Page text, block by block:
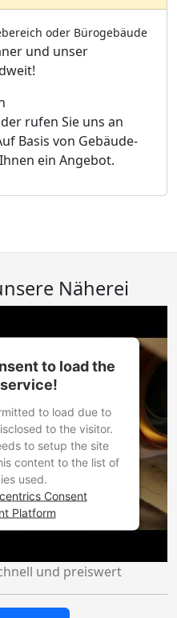
oder Bürogebäude
und unser
rufen Sie uns an
Basis von Gebäude-
ein Angebot.
Näherei
to load the
to load due to
to the visitor.
to setup the site
content to the list of
used.
Consent
Platform
und preiswert